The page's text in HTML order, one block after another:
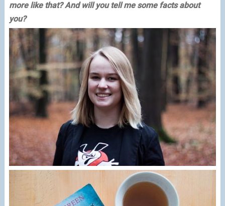
more like that? And will you tell me some facts about
you?